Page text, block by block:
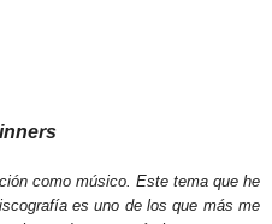
como músico. Este tema que he
es uno de los que más me